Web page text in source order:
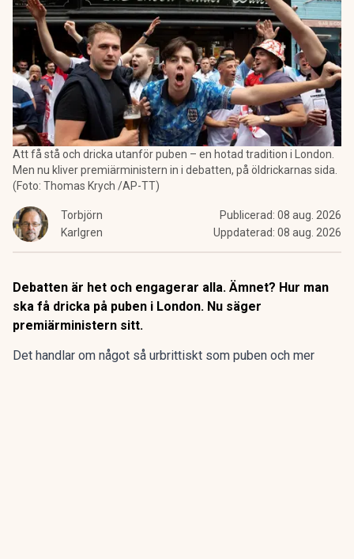
Att få stå och dricka utanför puben – en hotad tradition i London.
Men nu kliver premiärministern in i debatten, på öldrickarnas sida.
(Foto: Thomas Krych /AP-TT)
Torbjörn
Karlgren
Publicerad: 08 aug. 2026
Uppdaterad: 08 aug. 2026
Debatten är het och engagerar alla. Ämnet? Hur man
ska få dricka på puben i London. Nu säger
premiärministern sitt.
Det handlar om något så urbrittiskt som puben och mer